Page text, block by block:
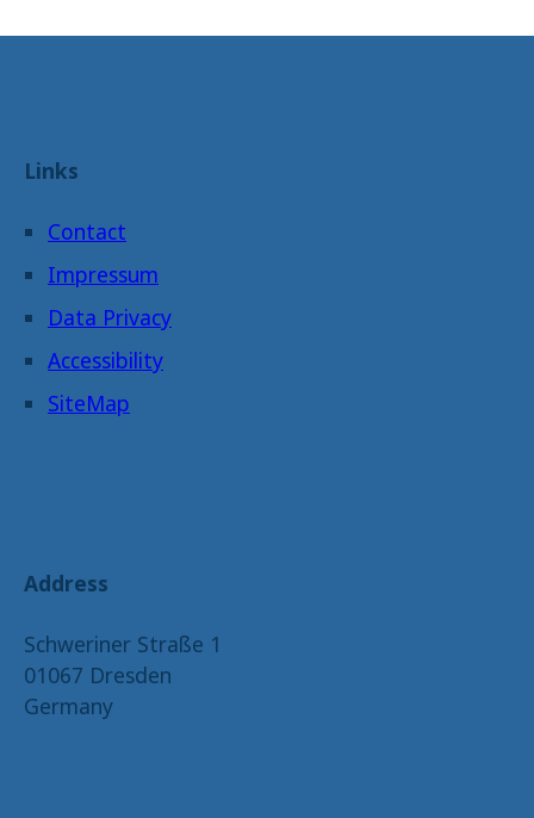
Links
Contact
Impressum
Data Privacy
Accessibility
SiteMap
Address
Schweriner Straße 1
01067 Dresden
Germany